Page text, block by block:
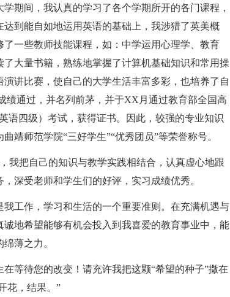
期间，我认真的学习了各个学期所开的各门课程，
到能自如地运用英语的基础上，我涉猎了英美概
一些教师技能课程，如：中学运用心理学、教育
大量书籍，熟练地掌握了计算机基础知识和常用操
讲比赛，使自己的大学生活丰富多彩，也培养了自
绩通过，并名列前茅，并于XX月通过教育部全国高
语四级）考试，获得证书。因此，较强的专业知识
师范学院“三好学生”“优秀团员”等荣誉称号。
把自己的知识与教学实践相结合，认真虚心地跟
深受老师和学生们的好评，实习成绩优秀。
作，学习和生活的一个重要准则。在充满机遇与
地希望能够有机会投入到我喜爱的教育事业中，能
薄之力。
待您的改变！请充许我把这颗“希望的种子”撒在
花，结果。”